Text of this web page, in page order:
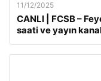
11/12/2025
CANLI | FCSB –
saati ve yayın